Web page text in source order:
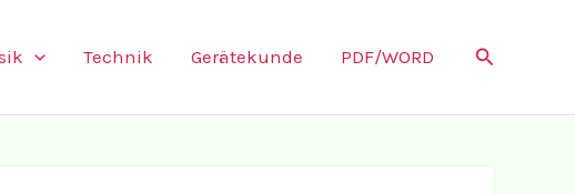
Technik Gerätekunde PDF/WORD Suchen